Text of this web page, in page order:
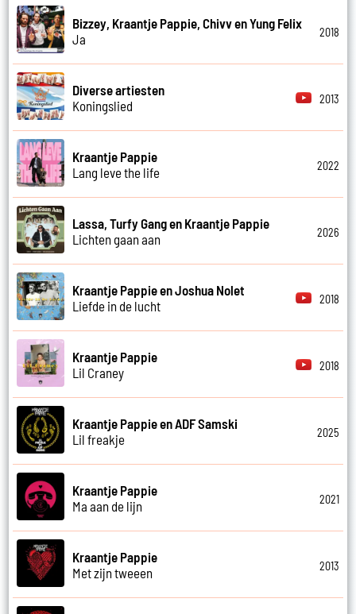
Bizzey, Kraantje Pappie, Chivv en Yung Felix
Ja
2018
Diverse artiesten
Koningslied
2013
Kraantje Pappie
Lang leve the life
2022
Lassa, Turfy Gang en Kraantje Pappie
Lichten gaan aan
2026
Kraantje Pappie en Joshua Nolet
Liefde in de lucht
2018
Kraantje Pappie
Lil Craney
2018
Kraantje Pappie en ADF Samski
Lil freakje
2025
Kraantje Pappie
Ma aan de lijn
2021
Kraantje Pappie
Met zijn tweeen
2013